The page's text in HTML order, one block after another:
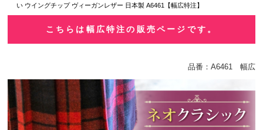
い ウイングチップ ヴィーガンレザー 日本製 A6461【幅広特注】
こちらは幅広特注の販売ページです。
品番：A6461 幅広